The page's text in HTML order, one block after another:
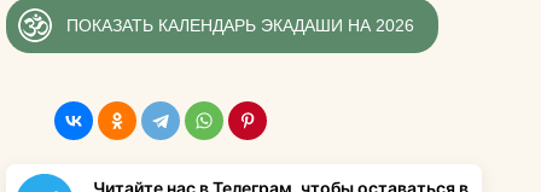
ПОКАЗАТЬ КАЛЕНДАРЬ ЭКАДАШИ НА 2026